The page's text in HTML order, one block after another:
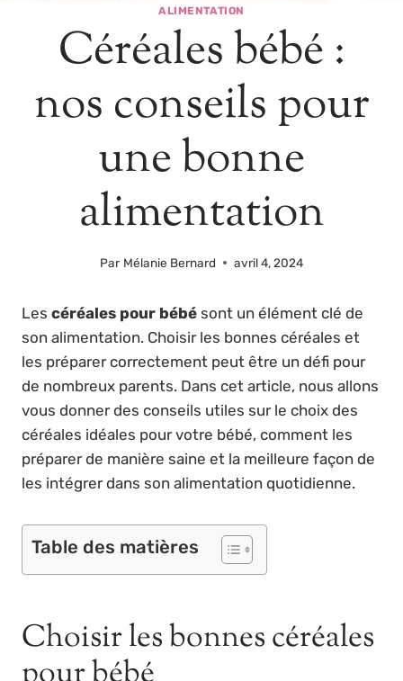
ALIMENTATION
Céréales bébé :
nos conseils pour
une bonne
alimentation
Par Mélanie Bernard avril 4, 2024
Les céréales pour bébé sont un élément clé de
son alimentation. Choisir les bonnes céréales et
les préparer correctement peut être un défi pour
de nombreux parents. Dans cet article, nous allons
vous donner des conseils utiles sur le choix des
céréales idéales pour votre bébé, comment les
préparer de manière saine et la meilleure façon de
les intégrer dans son alimentation quotidienne.
Table des matières
Choisir les bonnes céréales